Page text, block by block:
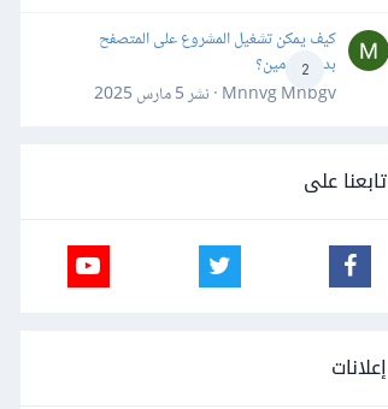
2
كيف يمكن تشغيل المشروع على المتصفح
بدون دومين؟
Mnnvg Mnbgv · نشر
5 مارس 2025
تابعنا على
إعلانات